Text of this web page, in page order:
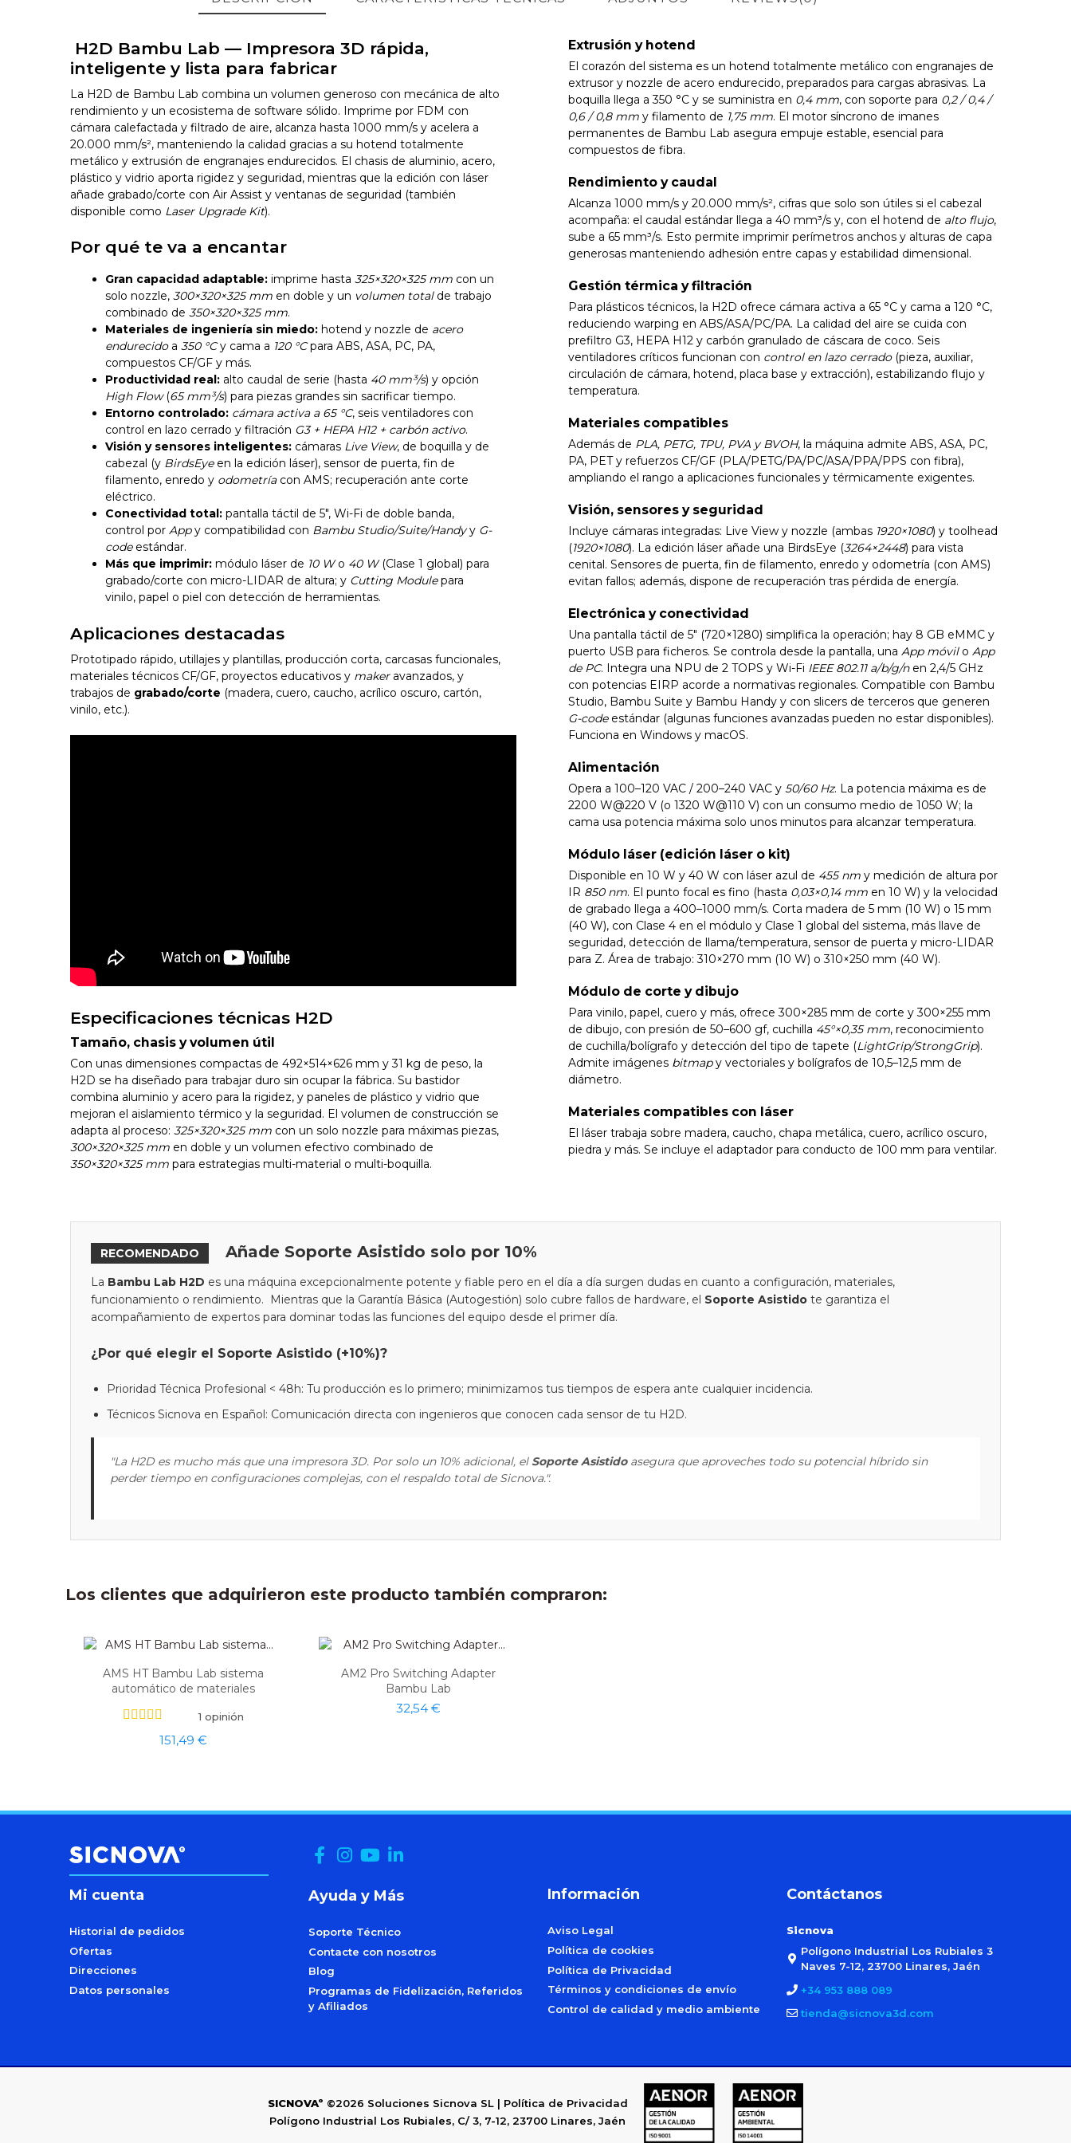
H2D Bambu Lab — Impresora 3D rápida,
inteligente y lista para fabricar
La H2D de Bambu Lab combina un volumen generoso con mecánica de alto
rendimiento y un ecosistema de software sólido. Imprime por FDM con
cámara calefactada y filtrado de aire, alcanza hasta 1000 mm/s y acelera a
20.000 mm/s², manteniendo la calidad gracias a su hotend totalmente
metálico y extrusión de engranajes endurecidos. El chasis de aluminio, acero,
plástico y vidrio aporta rigidez y seguridad, mientras que la edición con láser
añade grabado/corte con Air Assist y ventanas de seguridad (también
disponible como Laser Upgrade Kit).
Por qué te va a encantar
Gran capacidad adaptable: imprime hasta325×320×325 mm con un
solo nozzle,300×320×325 mm en doble y un volumen totalde trabajo
combinado de350×320×325 mm.
Materiales de ingeniería sin miedo: hotend y nozzle de acero
endurecidoa350 °Cy cama a 120 °Cpara ABS, ASA, PC, PA,
compuestos CF/GF y más.
Productividad real: alto caudal de serie (hasta 40 mm³/s) y opción
High Flow(65 mm³/s) para piezas grandes sin sacrificar tiempo.
Entorno controlado: cámara activa a 65 °C, seis ventiladores con
control en lazo cerrado y filtración G3 + HEPA H12 + carbón activo.
Visión y sensores inteligentes: cámaras Live View, de boquilla y de
cabezal (y BirdsEyeen la edición láser), sensor de puerta, fin de
filamento, enredo y odometríacon AMS; recuperación ante corte
eléctrico.
Conectividad total: pantalla táctil de 5", Wi-Fi de doble banda,
control porAppy compatibilidad con Bambu Studio/Suite/Handyy G-
codeestándar.
Más que imprimir: módulo láser de 10 Wo 40 W(Clase 1 global) para
grabado/corte con micro-LIDAR de altura; y Cutting Modulepara
vinilo, papel o piel con detección de herramientas.
Aplicaciones destacadas
Prototipado rápido, utillajes y plantillas, producción corta, carcasas funcionales,
materiales técnicos CF/GF, proyectos educativos y makeravanzados, y
trabajos de grabado/corte (madera, cuero, caucho, acrílico oscuro, cartón,
vinilo, etc.).
Especificaciones técnicas H2D
Tamaño, chasis y volumen útil
Con unas dimensiones compactas de 492×514×626 mm y 31 kg de peso, la
H2D se ha diseñado para trabajar duro sin ocupar la fábrica. Su bastidor
combina aluminio y acero para la rigidez, y paneles de plástico y vidrio que
mejoran el aislamiento térmico y la seguridad. El volumen de construcción se
adapta al proceso:325×320×325 mm con un solo nozzle para máximas piezas,
300×320×325 mm en doble y un volumen efectivo combinado de
350×320×325 mm para estrategias multi-material o multi-boquilla.
Extrusión y hotend
El corazón del sistema es un hotend totalmente metálico con engranajes de
extrusor y nozzle de acero endurecido, preparados para cargas abrasivas. La
boquilla llega a 350 °C y se suministra en 0,4 mm, con soporte para 0,2 / 0,4 /
0,6 / 0,8 mmy filamento de 1,75 mm. El motor síncrono de imanes
permanentes de Bambu Lab asegura empuje estable, esencial para
compuestos de fibra.
Rendimiento y caudal
Alcanza 1000 mm/s y 20.000 mm/s², cifras que solo son útiles si el cabezal
acompaña: el caudal estándar llega a 40 mm³/s y, con el hotend de alto flujo,
sube a 65 mm³/s. Esto permite imprimir perímetros anchos y alturas de capa
generosas manteniendo adhesión entre capas y estabilidad dimensional.
Gestión térmica y filtración
Para plásticos técnicos, la H2D ofrece cámara activa a 65 °C y cama a 120 °C,
reduciendo warping en ABS/ASA/PC/PA. La calidad del aire se cuida con
prefiltro G3, HEPA H12 y carbón granulado de cáscara de coco. Seis
ventiladores críticos funcionan con control en lazo cerrado(pieza, auxiliar,
circulación de cámara, hotend, placa base y extracción), estabilizando flujo y
temperatura.
Materiales compatibles
Además de PLA, PETG, TPU, PVA y BVOH, la máquina admite ABS, ASA, PC,
PA, PET y refuerzos CF/GF (PLA/PETG/PA/PC/ASA/PPA/PPS con fibra),
ampliando el rango a aplicaciones funcionales y térmicamente exigentes.
Visión, sensores y seguridad
Incluye cámaras integradas: Live View y nozzle (ambas 1920×1080) y toolhead
(1920×1080). La edición láser añade una BirdsEye (3264×2448) para vista
cenital. Sensores de puerta, fin de filamento, enredo y odometría (con AMS)
evitan fallos; además, dispone de recuperación tras pérdida de energía.
Electrónica y conectividad
Una pantalla táctil de 5″ (720×1280) simplifica la operación; hay 8 GB eMMC y
puerto USB para ficheros. Se controla desde la pantalla, una App móvilo App
de PC. Integra una NPU de 2 TOPS y Wi-Fi IEEE 802.11 a/b/g/nen 2,4/5 GHz
con potencias EIRP acorde a normativas regionales. Compatible con Bambu
Studio, Bambu Suite y Bambu Handy y con slicers de terceros que generen
G-codeestándar (algunas funciones avanzadas pueden no estar disponibles).
Funciona en Windows y macOS.
Alimentación
Opera a 100–120 VAC / 200–240 VAC y 50/60 Hz. La potencia máxima es de
2200 W@220 V (o 1320 W@110 V) con un consumo medio de 1050 W; la
cama usa potencia máxima solo unos minutos para alcanzar temperatura.
Módulo láser (edición láser o kit)
Disponible en 10 W y 40 W con láser azul de 455 nmy medición de altura por
IR 850 nm. El punto focal es fino (hasta 0,03×0,14 mmen 10 W) y la velocidad
de grabado llega a 400–1000 mm/s. Corta madera de 5 mm (10 W) o 15 mm
(40 W), con Clase 4 en el módulo y Clase 1 global del sistema, más llave de
seguridad, detección de llama/temperatura, sensor de puerta y micro-LIDAR
para Z. Área de trabajo: 310×270 mm (10 W) o 310×250 mm (40 W).
Módulo de corte y dibujo
Para vinilo, papel, cuero y más, ofrece 300×285 mm de corte y 300×255 mm
de dibujo, con presión de 50–600 gf, cuchilla 45°×0,35 mm, reconocimiento
de cuchilla/bolígrafo y detección del tipo de tapete (LightGrip/StrongGrip).
Admite imágenes bitmapy vectoriales y bolígrafos de 10,5–12,5 mm de
diámetro.
Materiales compatibles con láser
El láser trabaja sobre madera, caucho, chapa metálica, cuero, acrílico oscuro,
piedra y más. Se incluye el adaptador para conducto de 100 mm para ventilar.
RECOMENDADO Añade Soporte Asistido solo por 10%
La Bambu Lab H2D es una máquina excepcionalmente potente y fiable pero en el día a día surgen dudas en cuanto a configuración, materiales,
funcionamiento o rendimiento. Mientras que la Garantía Básica (Autogestión) solo cubre fallos de hardware, el Soporte Asistido te garantiza el
acompañamiento de expertos para dominar todas las funciones del equipo desde el primer día.
¿Por qué elegir el Soporte Asistido (+10%)?
Prioridad Técnica Profesional < 48h: Tu producción es lo primero; minimizamos tus tiempos de espera ante cualquier incidencia.
Técnicos Sicnova en Español: Comunicación directa con ingenieros que conocen cada sensor de tu H2D.
"La H2D es mucho más que una impresora 3D. Por solo un 10% adicional, el Soporte Asistidoasegura que aproveches todo su potencial híbrido sin
perder tiempo en configuraciones complejas, con el respaldo total de Sicnova.".
Los clientes que adquirieron este producto también compraron:
AMS HT Bambu Lab sistema
automático de materiales
1 opinión
151,49 €
AM2 Pro Switching Adapter
Bambu Lab
32,54 €
Mi cuenta
Historial de pedidos
Ofertas
Direcciones
Datos personales
Ayuda y Más
Soporte Técnico
Contacte con nosotros
Blog
Programas de Fidelización, Referidos
y Afiliados
Información
Aviso Legal
Política de cookies
Política de Privacidad
Términos y condiciones de envío
Control de calidad y medio ambiente
Contáctanos
Sicnova
Polígono Industrial Los Rubiales 3
Naves 7-12, 23700 Linares, Jaén
+34 953 888 089
tienda@sicnova3d.com
SICNOVAº ©2026 Soluciones Sicnova SL | Política de Privacidad
Polígono Industrial Los Rubiales, C/ 3, 7-12, 23700 Linares, Jaén